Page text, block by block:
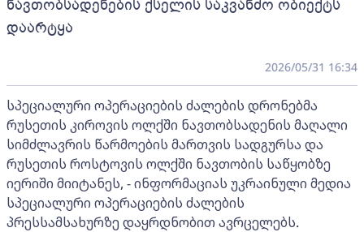
ნავთობსადენების ქსელის საკვანძო ობიექტს
დაარტყა
2026/05/31 16:34
სპეციალური ოპერაციების ძალების დრონებმა
რუსეთის კიროვის ოლქში ნავთობსადენის მაღალი
სიმძლავრის წარმოების მართვის სადგურსა და
რუსეთის როსტოვის ოლქში ნავთობის საწყობზე
იერიში მიიტანეს, - ინფორმაციას უკრაინული მედია
სპეციალური ოპერაციების ძალების
პრესსამსახურზე დაყრდნობით ავრცელებს.